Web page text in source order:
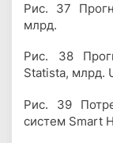
Рис. 37
млрд.
Рис. 38
Statista,
Рис. 39
систем